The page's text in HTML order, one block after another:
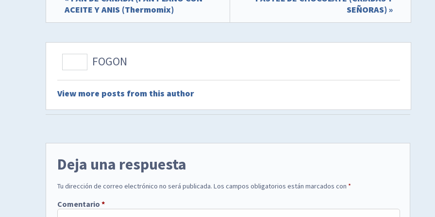
ACEITE Y ANIS (Thermomix)
SEÑORAS) »
FOGON
View more posts from this author
Deja una respuesta
Tu dirección de correo electrónico no será publicada. Los campos obligatorios están marcados con *
Comentario *